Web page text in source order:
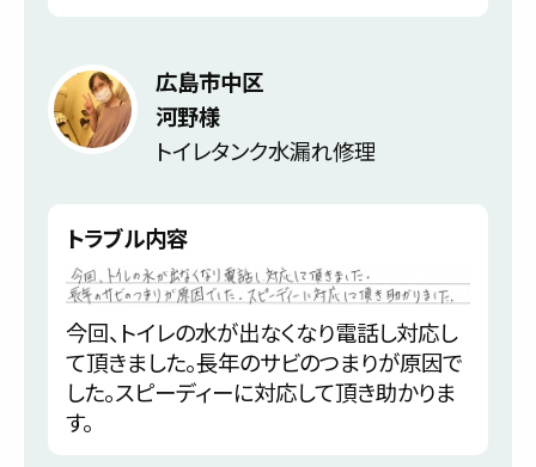
広島市中区
河野様
トイレタンク水漏れ修理
トラブル内容
今回、トイレの水が出なくなり電話し対応し
て頂きました。長年のサビのつまりが原因で
した。スピーディーに対応して頂き助かりま
す。